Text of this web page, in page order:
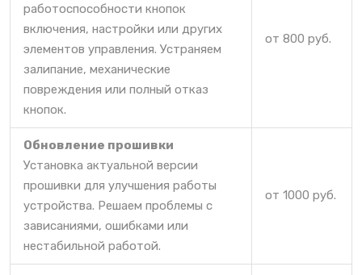
работоспособности кнопок
включения, настройки или других
элементов управления. Устраняем
залипание, механические
повреждения или полный отказ
кнопок.
от 800 руб.
Обновление прошивки
Установка актуальной версии
прошивки для улучшения работы
устройства. Решаем проблемы с
зависаниями, ошибками или
нестабильной работой.
от 1000 руб.